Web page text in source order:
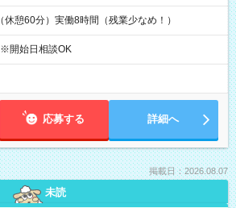
休憩60分）実働8時間（残業少なめ！）
開始日相談OK
応募する 詳細へ
掲載日：2026.08.07
未読